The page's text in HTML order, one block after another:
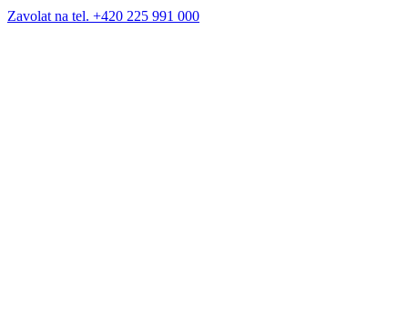
Zavolat na tel. +420 225 991 000